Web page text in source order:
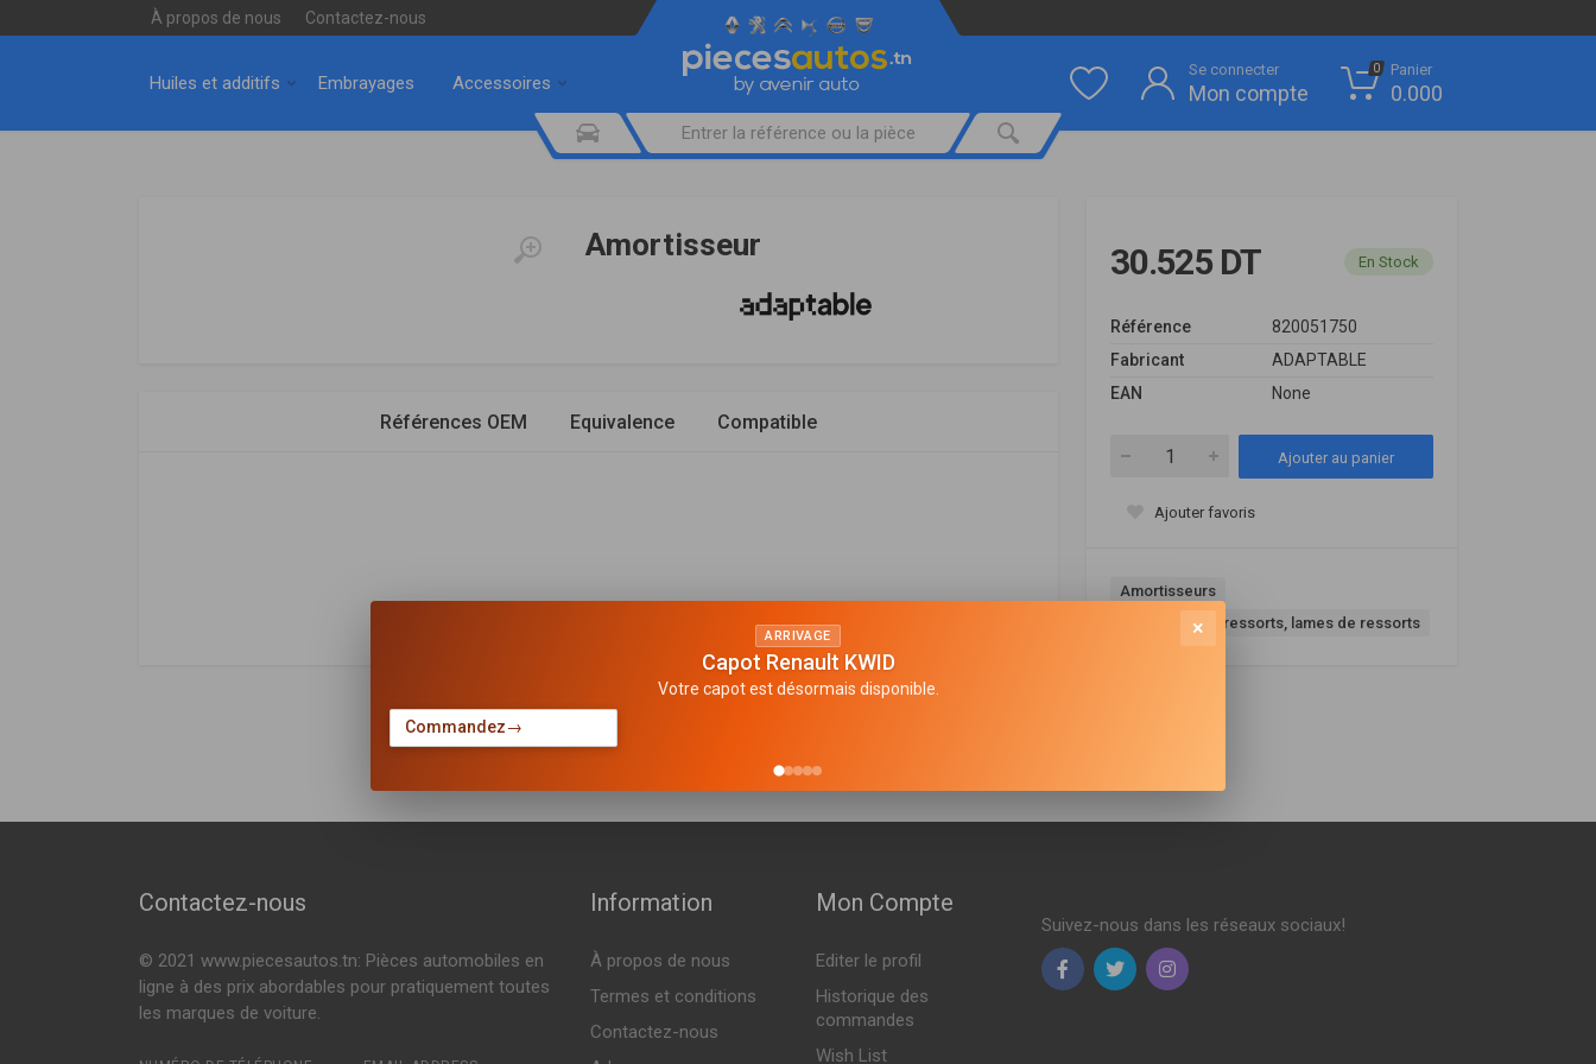
À propos de nous Contactez-nous
Huiles et additifs Embrayages Accessoires
Se connecter
Mon compte
0 Panier
0.000
Amortisseur 30.525 DT En Stock
Référence
820051750
Fabricant
ADAPTABLE
EAN
None
Ajouter au panier
Ajouter favoris
Amortisseurs
Amortisseurs, ressorts, lames de ressorts
Références OEM Equivalence Compatible
Contactez-nous
© 2021 www.piecesautos.tn: Pièces automobiles en
ligne à des prix abordables pour pratiquement toutes
les marques de voiture.
Information
À propos de nous
Termes et conditions
Contactez-nous
Mon Compte
Editer le profil
Historique des
commandes
Wish List
Suivez-nous dans les réseaux sociaux!
×
ARRIVAGE
Capot Renault KWID
Votre capot est désormais disponible.
Commandez→